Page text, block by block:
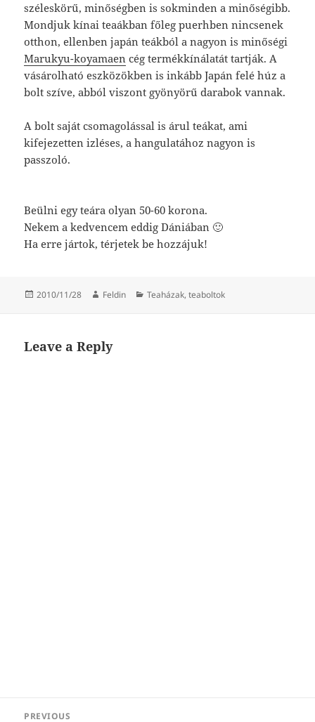
széleskörű, minőségben is sokminden a minőségibb.
Mondjuk kínai teaákban főleg puerhben nincsenek
otthon, ellenben japán teákból a nagyon is minőségi
Marukyu-koyamaen cég termékkínálatát tartják. A
vásárolható eszközökben is inkább Japán felé húz a
bolt szíve, abból viszont gyönyörű darabok vannak.
A bolt saját csomagolással is árul teákat, ami
kifejezetten izléses, a hangulatához nagyon is
passzoló.
Beülni egy teára olyan 50-60 korona.
Nekem a kedvencem eddig Dániában 🙂
Ha erre jártok, térjetek be hozzájuk!
Posted
2010/11/28 Author
Feldin Categories
Teaházak, teaboltok
Leave a Reply
PREVIOUS